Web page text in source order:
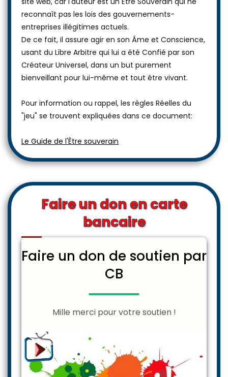
reconnaît pas les lois des gouvernements-
entreprises illégitimes actuels.
De ce fait, il assure agir en son Âme et Conscience,
usant du Libre Arbitre qui lui a été Confié par son
Créateur Universel, dans un but purement
bienveillant pour lui-même et tout être vivant.
Pour information ou rappel, les règles Réelles du
"jeu" se trouvent expliquées dans ce document:
Le Guide de l'Être souverain
Faire un don en carte
bancaire
Faire un don de soutien par
CB
Mille merci pour votre soutien !